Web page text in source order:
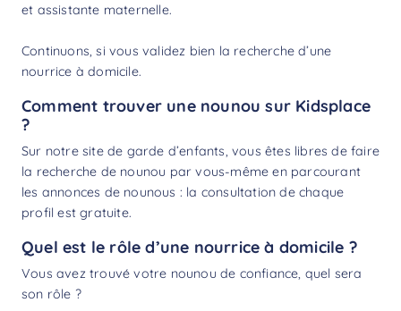
et assistante maternelle.
Continuons, si vous validez bien la recherche d’une
nourrice à domicile.
Comment trouver une nounou sur Kidsplace
?
Sur notre site de garde d’enfants, vous êtes libres de faire
la recherche de nounou par vous-même en parcourant
les annonces de nounous : la consultation de chaque
profil est gratuite.
Quel est le rôle d’une nourrice à domicile ?
Vous avez trouvé votre nounou de confiance, quel sera
son rôle ?